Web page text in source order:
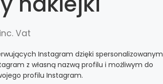
inc. Vat
Instagram dzięki spersonalizowanym
z własną nazwą profilu i możliwym do
profilu Instagram.